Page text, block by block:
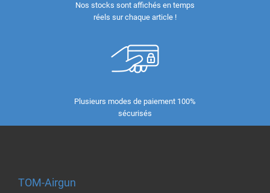
Nos stocks sont affichés en temps
réels sur chaque article !
Plusieurs modes de paiement 100%
sécurisés
TOM-Airgun